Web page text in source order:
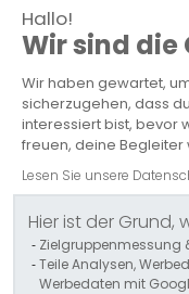
Hallo!
Wir sind die
Wir haben gewartet,
sicherzugehen, dass
interessiert bist, bevor
freuen, deine Begleiter
Lesen Sie unsere
Hier ist der Grund,
Zielgruppenmessung
Teile Analysen,
Werbedaten mit
© 2024